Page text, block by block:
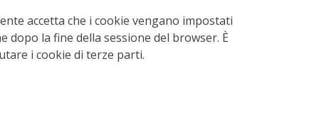
accetta che i cookie vengano impostati
la fine della sessione del browser. È
i cookie di terze parti.